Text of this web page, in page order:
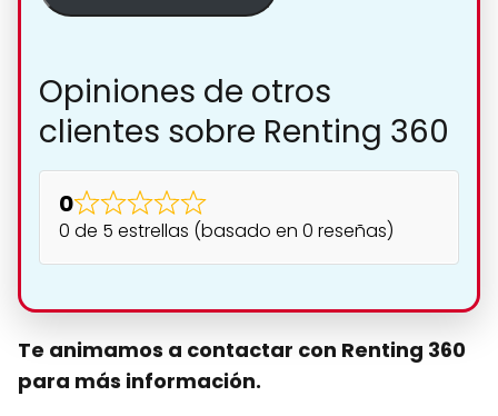
Opiniones de otros
clientes sobre Renting 360
0
0 de 5 estrellas (basado en 0 reseñas)
Te animamos a contactar con Renting 360
para más información.